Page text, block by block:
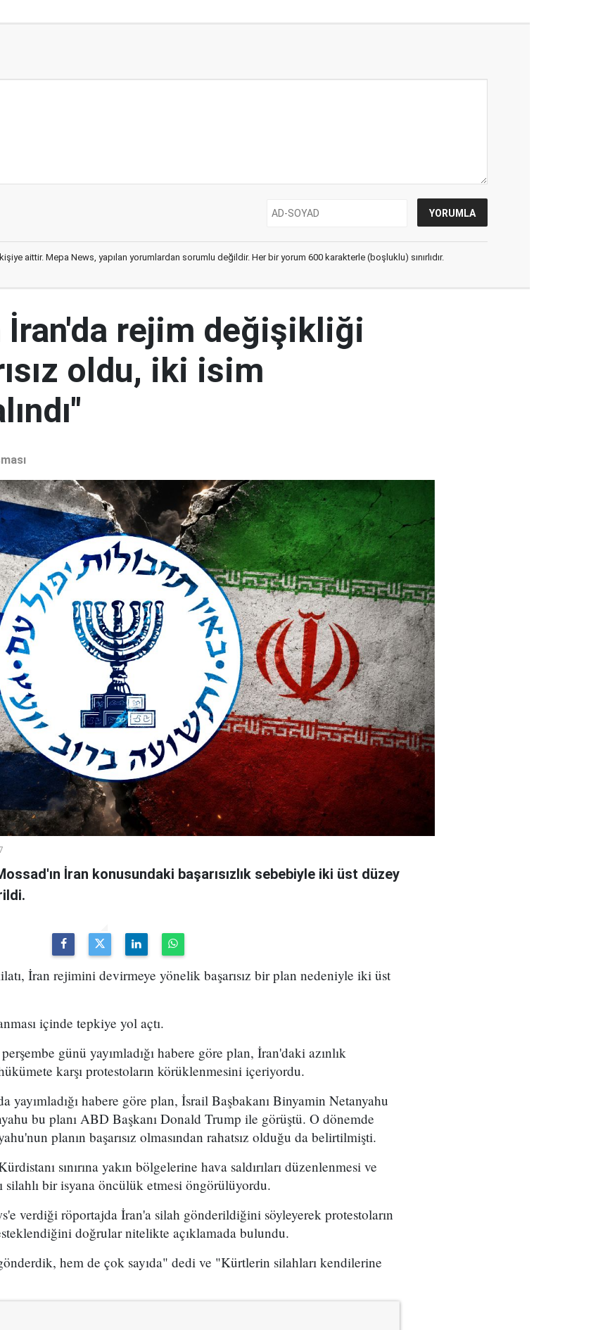
aittir. Mepa News, yapılan yorumlardan sorumlu değildir. Her bir yorum 600 karakterle (boşluklu) sınırlıdır.
İran'da rejim değişikliği
oldu, iki isim
İran konusundaki başarısızlık sebebiyle iki üst düzey
İran rejimini devirmeye yönelik başarısız bir plan nedeniyle iki üst
içinde tepkiye yol açtı.
günü yayımladığı habere göre plan, İran'daki azınlık
karşı protestoların körüklenmesini içeriyordu.
yayımladığı habere göre plan, İsrail Başbakanı Binyamin Netanyahu
bu planı ABD Başkanı Donald Trump ile görüştü. O dönemde
planın başarısız olmasından rahatsız olduğu da belirtilmişti.
sınırına yakın bölgelerine hava saldırıları düzenlenmesi ve
silahlı bir isyana öncülük etmesi öngörülüyordu.
verdiği röportajda İran'a silah gönderildiğini söyleyerek protestoların
doğrular nitelikte açıklamada bulundu.
hem de çok sayıda" dedi ve "Kürtlerin silahları kendilerine